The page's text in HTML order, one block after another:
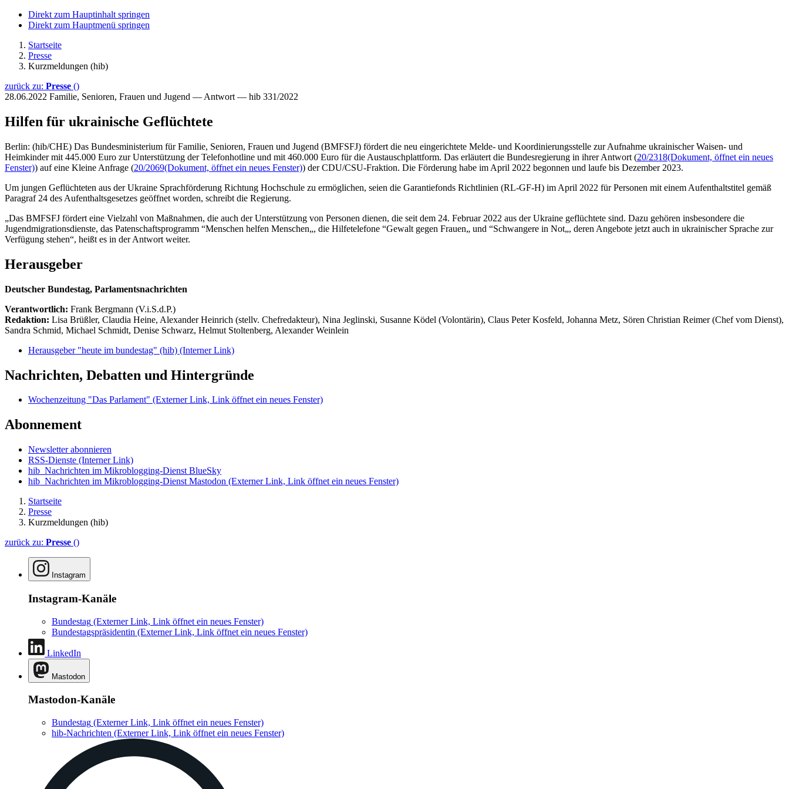
Direkt zum Hauptinhalt springen
Direkt zum Hauptmenü springen
Startseite
Presse
Kurzmeldungen (hib)
zurück zu: Presse ()
28.06.2022 Familie, Senioren, Frauen und Jugend — Antwort — hib 331/2022
Hilfen für ukrainische Geflüchtete
Berlin: (hib/CHE) Das Bundesministerium für Familie, Senioren, Frauen und Jugend (BMFSFJ) fördert die neu eingerichtete Melde- und Koordinierungsstelle zur Aufnahme ukrainischer Waisen- und
Heimkinder mit 445.000 Euro zur Unterstützung der Telefonhotline und mit 460.000 Euro für die Austauschplattform. Das erläutert die Bundesregierung in ihrer Antwort (20/2318(Dokument, öffnet ein neues
Fenster)) auf eine Kleine Anfrage (20/2069(Dokument, öffnet ein neues Fenster)) der CDU/CSU-Fraktion. Die Förderung habe im April 2022 begonnen und laufe bis Dezember 2023.
Um jungen Geflüchteten aus der Ukraine Sprachförderung Richtung Hochschule zu ermöglichen, seien die Garantiefonds Richtlinien (RL-GF-H) im April 2022 für Personen mit einem Aufenthaltstitel gemäß
Paragraf 24 des Aufenthaltsgesetzes geöffnet worden, schreibt die Regierung.
„Das BMFSFJ fördert eine Vielzahl von Maßnahmen, die auch der Unterstützung von Personen dienen, die seit dem 24. Februar 2022 aus der Ukraine geflüchtete sind. Dazu gehören insbesondere die
Jugendmigrationsdienste, das Patenschaftsprogramm “Menschen helfen Menschen„, die Hilfetelefone “Gewalt gegen Frauen„ und “Schwangere in Not„, deren Angebote jetzt auch in ukrainischer Sprache zur
Verfügung stehen“, heißt es in der Antwort weiter.
Herausgeber
Deutscher Bundestag, Parlamentsnachrichten
Verantwortlich: Frank Bergmann (V.i.S.d.P.)
Redaktion: Lisa Brüßler, Claudia Heine, Alexander Heinrich (stellv. Chefredakteur), Nina Jeglinski, Susanne Ködel (Volontärin), Claus Peter Kosfeld, Johanna Metz, Sören Christian Reimer (Chef vom Dienst),
Sandra Schmid, Michael Schmidt, Denise Schwarz, Helmut Stoltenberg, Alexander Weinlein
Herausgeber "heute im bundestag" (hib) (Interner Link)
Nachrichten, Debatten und Hintergründe
Wochenzeitung "Das Parlament" (Externer Link, Link öffnet ein neues Fenster)
Abonnement
Newsletter abonnieren
RSS-Dienste (Interner Link)
hib_Nachrichten im Mikroblogging-Dienst BlueSky
hib_Nachrichten im Mikroblogging-Dienst Mastodon (Externer Link, Link öffnet ein neues Fenster)
Startseite
Presse
Kurzmeldungen (hib)
zurück zu: Presse ()
Instagram
Instagram-Kanäle
Bundestag (Externer Link, Link öffnet ein neues Fenster)
Bundestagspräsidentin (Externer Link, Link öffnet ein neues Fenster)
LinkedIn
Mastodon
Mastodon-Kanäle
Bundestag (Externer Link, Link öffnet ein neues Fenster)
hib-Nachrichten (Externer Link, Link öffnet ein neues Fenster)